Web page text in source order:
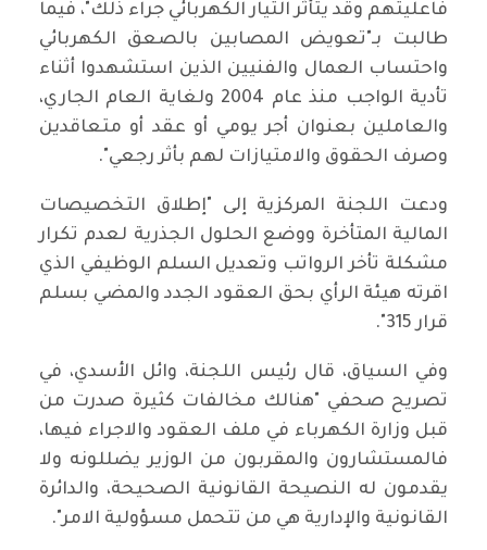
فاعليتهم وقد يتأثر التيار الكهربائي جراء ذلك"، فيما
طالبت بـ"تعويض المصابين بالصعق الكهربائي
واحتساب العمال والفنيين الذين استشهدوا أثناء
تأدية الواجب منذ عام 2004 ولغاية العام الجاري،
والعاملين بعنوان أجر يومي أو عقد أو متعاقدين
وصرف الحقوق والامتيازات لهم بأثر رجعي".
ودعت اللجنة المركزية إلى "إطلاق التخصيصات
المالية المتأخرة ووضع الحلول الجذرية لعدم تكرار
مشكلة تأخر الرواتب وتعديل السلم الوظيفي الذي
اقرته هيئة الرأي بحق العقود الجدد والمضي بسلم
قرار 315".
وفي السياق، قال رئيس اللجنة، وائل الأسدي، في
تصريح صحفي "هنالك مخالفات كثيرة صدرت من
قبل وزارة الكهرباء في ملف العقود والاجراء فيها،
فالمستشارون والمقربون من الوزير يضللونه ولا
يقدمون له النصيحة القانونية الصحيحة، والدائرة
القانونية والإدارية هي من تتحمل مسؤولية الامر".